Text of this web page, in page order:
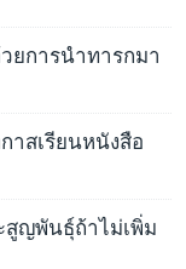
ยการนำทารกมา
าสเรียนหนังสือ
สูญพันธุ์ถ้าไม่เพิ่ม